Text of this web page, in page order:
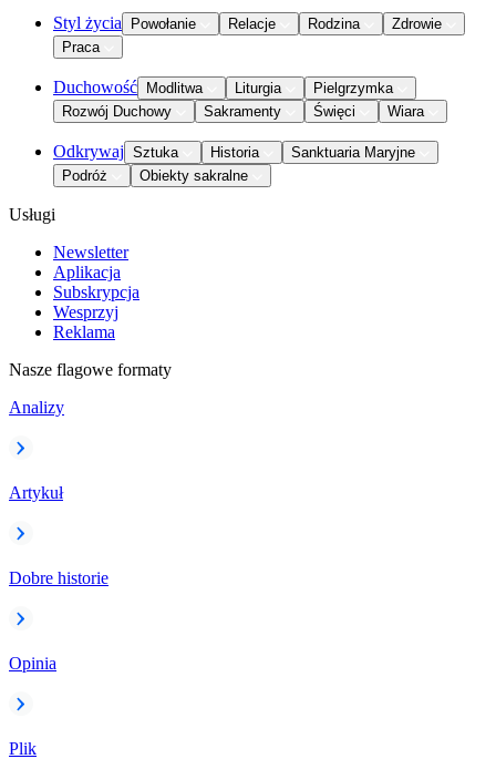
Styl życia Powołanie Relacje Rodzina
Zdrowie
Praca
Duchowość Modlitwa Liturgia
Pielgrzymka
Rozwój Duchowy
Sakramenty Święci Wiara
Odkrywaj Sztuka Historia
Sanktuaria Maryjne
Podróż
Obiekty sakralne
Usługi
Newsletter
Aplikacja
Subskrypcja
Wesprzyj
Reklama
Nasze flagowe formaty
Analizy
Artykuł
Dobre historie
Opinia
Plik